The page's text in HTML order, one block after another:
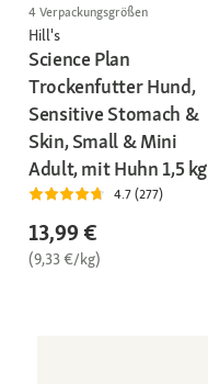
4 Verpackungsgrößen
Hill's
Science Plan
Trockenfutter Hund,
Sensitive Stomach &
Skin, Small & Mini
Adult, mit Huhn 1,5 kg
4.7 (277)
13,99 €
(9,33 €/kg)